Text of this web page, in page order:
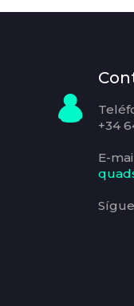
+34
E-